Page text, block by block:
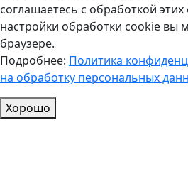
соглашаетесь с обработкой
настройки обработки cookie вы
браузере.
Подробнее: Политика
на обработку персональных
Хорошо